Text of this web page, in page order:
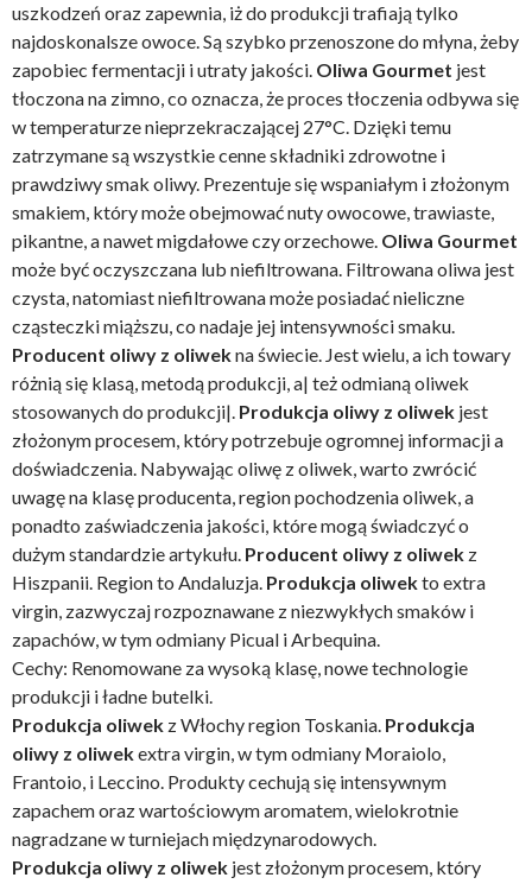
uszkodzeń oraz zapewnia, iż do produkcji trafiają tylko
najdoskonalsze owoce. Są szybko przenoszone do młyna, żeby
zapobiec fermentacji i utraty jakości. Oliwa Gourmet jest
tłoczona na zimno, co oznacza, że proces tłoczenia odbywa się
w temperaturze nieprzekraczającej 27°C. Dzięki temu
zatrzymane są wszystkie cenne składniki zdrowotne i
prawdziwy smak oliwy. Prezentuje się wspaniałym i złożonym
smakiem, który może obejmować nuty owocowe, trawiaste,
pikantne, a nawet migdałowe czy orzechowe. Oliwa Gourmet
może być oczyszczana lub niefiltrowana. Filtrowana oliwa jest
czysta, natomiast niefiltrowana może posiadać nieliczne
cząsteczki miąższu, co nadaje jej intensywności smaku.
Producent oliwy z oliwekna świecie. Jest wielu, a ich towary
różnią się klasą, metodą produkcji, a| też odmianą oliwek
stosowanych do produkcji|. Produkcja oliwy z oliwek jest
złożonym procesem, który potrzebuje ogromnej informacji a
doświadczenia. Nabywając oliwę z oliwek, warto zwrócić
uwagę na klasę producenta, region pochodzenia oliwek, a
ponadto zaświadczenia jakości, które mogą świadczyć o
dużym standardzie artykułu. Producent oliwy z oliwek z
Hiszpanii. Region to Andaluzja. Produkcja oliwekto extra
virgin, zazwyczaj rozpoznawane z niezwykłych smaków i
zapachów, w tym odmiany Picual i Arbequina.
Cechy: Renomowane za wysoką klasę, nowe technologie
produkcji i ładne butelki.
Produkcja oliwek z Włochy region Toskania. Produkcja
oliwy z oliwekextra virgin, w tym odmiany Moraiolo,
Frantoio, i Leccino. Produkty cechują się intensywnym
zapachem oraz wartościowym aromatem, wielokrotnie
nagradzane w turniejach międzynarodowych.
Produkcja oliwy z oliwek jest złożonym procesem, który